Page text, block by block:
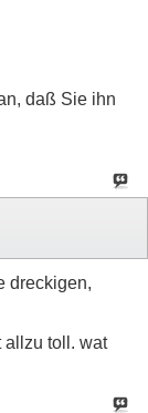
daß Sie ihn
dreckigen,
allzu toll. wat